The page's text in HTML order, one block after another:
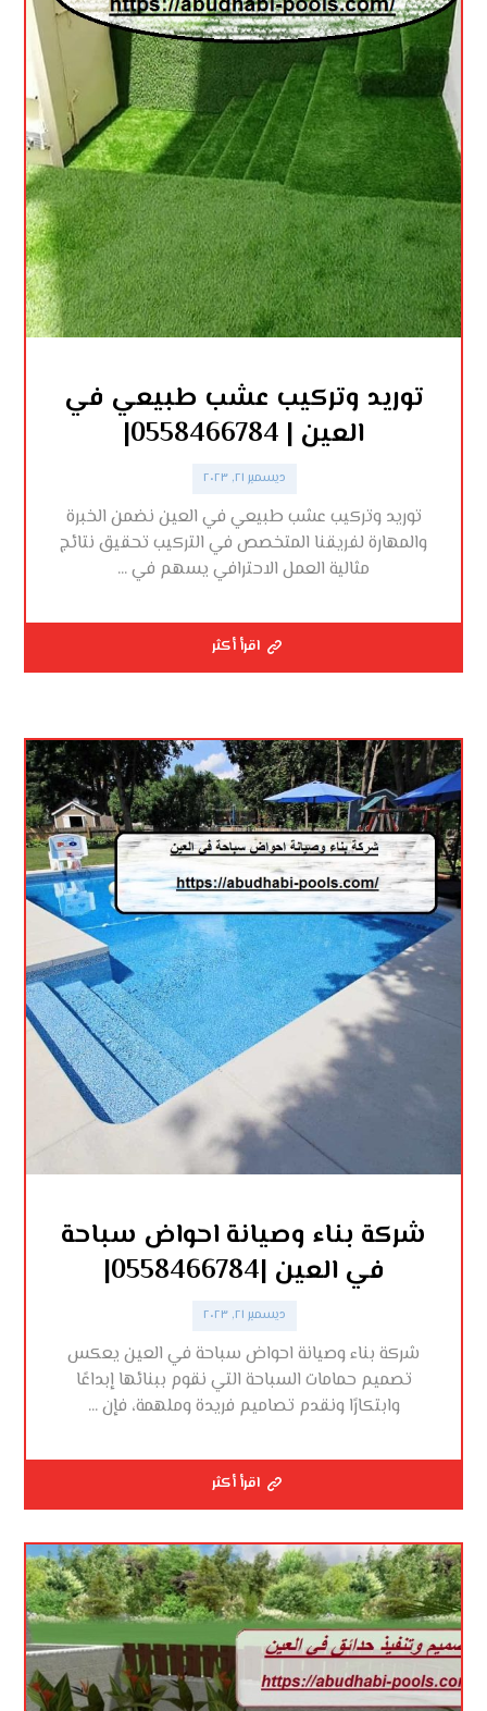
توريد وتركيب عشب طبيعي في
العين | 0558466784|
ديسمبر ٢١, ٢٠٢٣
توريد وتركيب عشب طبيعي في العين نضمن الخبرة
والمهارة لفريقنا المتخصص في التركيب تحقيق نتائج
مثالية العمل الاحترافي يسهم في ...
اقرأ أكثر
شركة بناء وصيانة احواض سباحة
في العين |0558466784|
ديسمبر ٢١, ٢٠٢٣
شركة بناء وصيانة احواض سباحة في العين يعكس
تصميم حمامات السباحة التي نقوم ببنائها إبداعًا
وابتكارًا ونقدم تصاميم فريدة وملهمة، فإن ...
اقرأ أكثر